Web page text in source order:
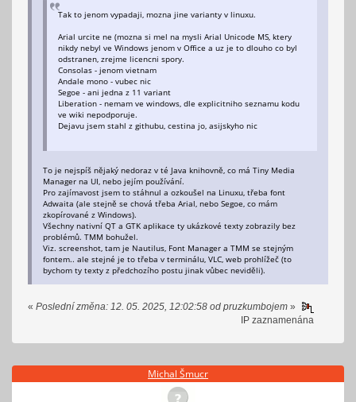
Tak to jenom vypadaji, mozna jine varianty v linuxu.
Arial urcite ne (mozna si mel na mysli Arial Unicode MS, ktery
nikdy nebyl ve Windows jenom v Office a uz je to dlouho co byl
odstranen, zrejme licencni spory.
Consolas - jenom vietnam
Andale mono - vubec nic
Segoe - ani jedna z 11 variant
Liberation - nemam ve windows, dle explicitniho seznamu kodu
ve wiki nepodporuje.
Dejavu jsem stahl z githubu, cestina jo, asijskyho nic
To je nejspíš nějaký nedoraz v té Java knihovně, co má Tiny Media
Manager na UI, nebo jejím používání.
Pro zajímavost jsem to stáhnul a ozkoušel na Linuxu, třeba font
Adwaita (ale stejně se chová třeba Arial, nebo Segoe, co mám
zkopírované z Windows).
Všechny nativní QT a GTK aplikace ty ukázkové texty zobrazily bez
problémů. TMM bohužel.
Viz. screenshot, tam je Nautilus, Font Manager a TMM se stejným
fontem.. ale stejné je to třeba v terminálu, VLC, web prohlížeč (to
bychom ty texty z předchozího postu jinak vůbec neviděli).
« Poslední změna: 12. 05. 2025, 12:02:58 od pruzkumbojem »
IP zaznamenána
Michal Šmucr